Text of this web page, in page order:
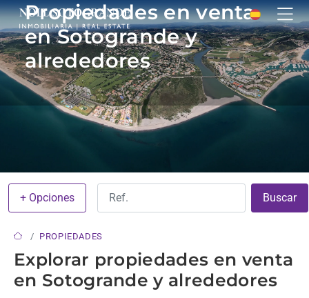
Propiedades en venta
en Sotogrande y
alrededores
+ Opciones Buscar
PROPIEDADES
Explorar propiedades en venta
en Sotogrande y alrededores